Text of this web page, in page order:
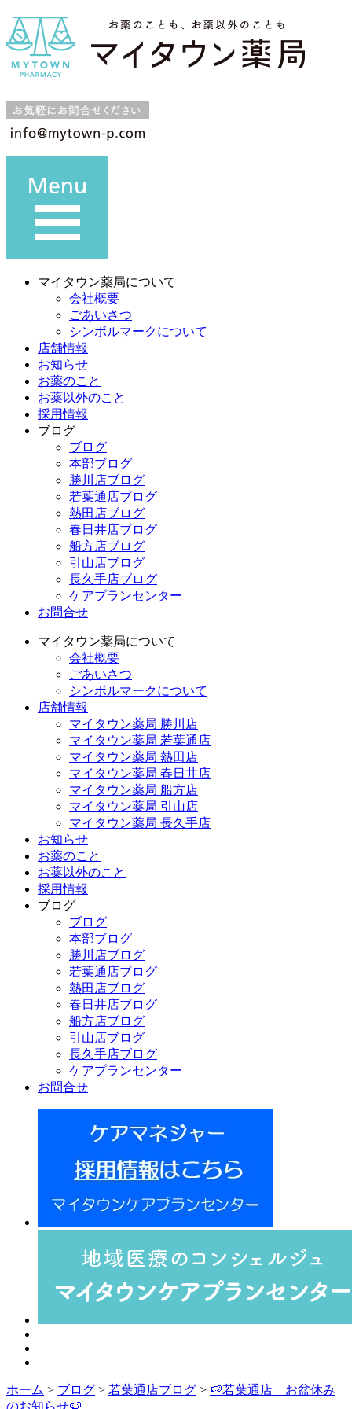
マイタウン薬局について
会社概要
ごあいさつ
シンボルマークについて
店舗情報
お知らせ
お薬のこと
お薬以外のこと
採用情報
ブログ
ブログ
本部ブログ
勝川店ブログ
若葉通店ブログ
熱田店ブログ
春日井店ブログ
船方店ブログ
引山店ブログ
長久手店ブログ
ケアプランセンター
お問合せ
マイタウン薬局について
会社概要
ごあいさつ
シンボルマークについて
店舗情報
マイタウン薬局 勝川店
マイタウン薬局 若葉通店
マイタウン薬局 熱田店
マイタウン薬局 春日井店
マイタウン薬局 船方店
マイタウン薬局 引山店
マイタウン薬局 長久手店
お知らせ
お薬のこと
お薬以外のこと
採用情報
ブログ
ブログ
本部ブログ
勝川店ブログ
若葉通店ブログ
熱田店ブログ
春日井店ブログ
船方店ブログ
引山店ブログ
長久手店ブログ
ケアプランセンター
お問合せ
ホーム > ブログ > 若葉通店ブログ > 🍉若葉通店 お盆休み
のお知らせ🍉